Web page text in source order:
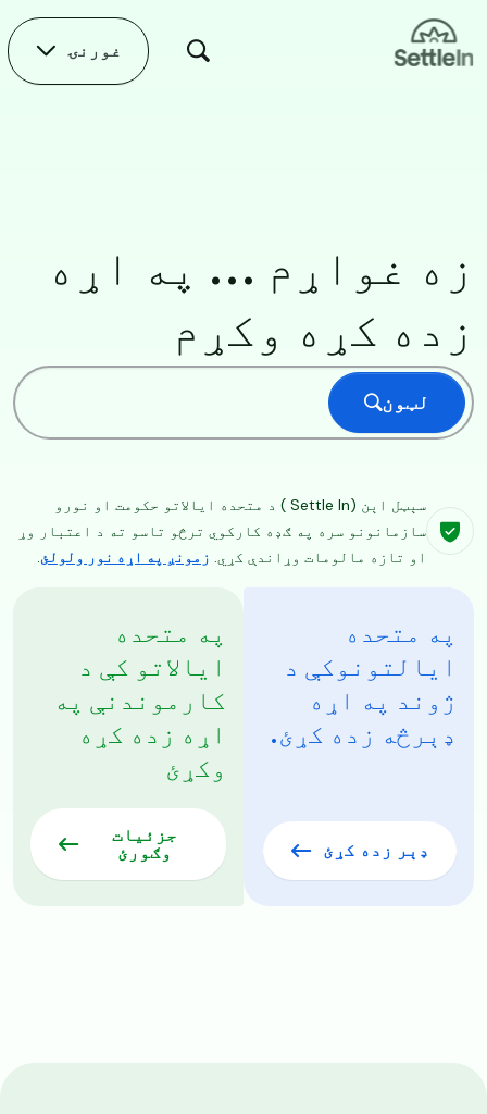
Skip to main content
غورنۍ
زه غواړم ... په اړه
زده کړه وکړم
لټون
سېټل اېن (Settle In ) د متحده ایالاتو حکومت او نورو
سازمانونو سره په ګډه کارکوي ترڅو تاسو ته د اعتبار وړ
او تازه مالومات وړاندې کړي. زمونږ په اړه نور ولولئ.
په متحده
ایالتونوکې د
ژوند په اړه
ډېرڅه زده کړئ.
ډېر زده کړئ
په متحده
ایالاتو کې د
کارموندنې په
اړه زده کړه
وکړئ
جزئیات
وګورئ